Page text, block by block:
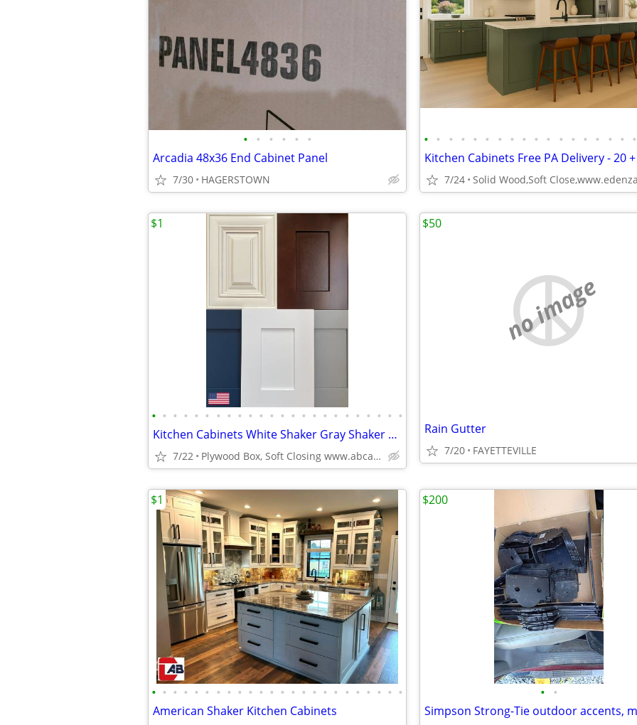
• • • • • •
Arcadia 48x36 End Cabinet Panel
7/30 HAGERSTOWN
• • • • • • • • • • • • • • • • • •
Kitchen Cabinets Free PA Delivery - 20
7/24
• • • • • • • • • • • • • • • • • • • • • • • •
Kitchen Cabinets White Shaker Gray Shaker Traditional Raised Panel
7/22 Plywood Box, Soft Closing www.abcabinetry.com
$1
no image
Rain Gutter
7/20 FAYETTEVILLE
$50
• • • • • • • • • • • • • • • • • • • • • • • •
American Shaker Kitchen Cabinets
$1
• •
$200